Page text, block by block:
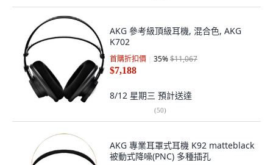
AKG 參考級頂級耳機, 混合色, AKG
K702
首購折扣價 35%$11,067
$7,188
8/12 星期三 預計送達
(50)
AKG 專業耳罩式耳機 K92 matteblack
被動式降噪(PNC) 多種插孔